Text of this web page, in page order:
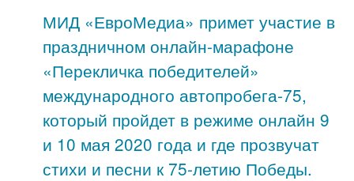
МИД «ЕвроМедиа» примет участие в
праздничном онлайн-марафоне
«Перекличка победителей»
международного автопробега-75,
который пройдет в режиме онлайн 9
и 10 мая 2020 года и где прозвучат
стихи и песни к 75-летию Победы.